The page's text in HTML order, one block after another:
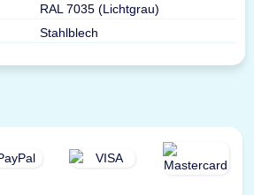
RAL 7035 (Lichtgrau)
Stahlblech